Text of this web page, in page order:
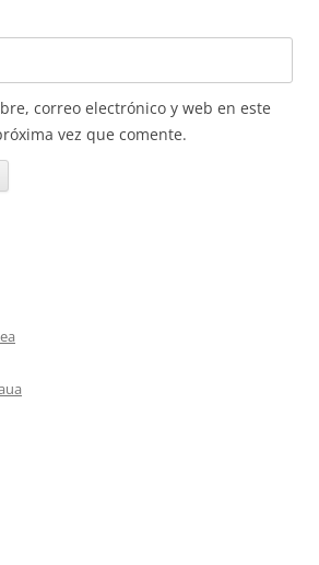
correo electrónico y web en este
vez que comente.